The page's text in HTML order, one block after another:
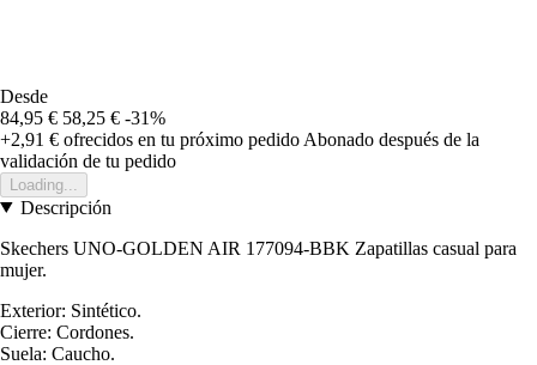
Desde
84,95 € 58,25 € -31%
+2,91 € ofrecidos en tu próximo pedido Abonado después de la
validación de tu pedido
Loading...
Descripción
Skechers UNO-GOLDEN AIR 177094-BBK Zapatillas casual para
mujer.
Exterior: Sintético.
Cierre: Cordones.
Suela: Caucho.